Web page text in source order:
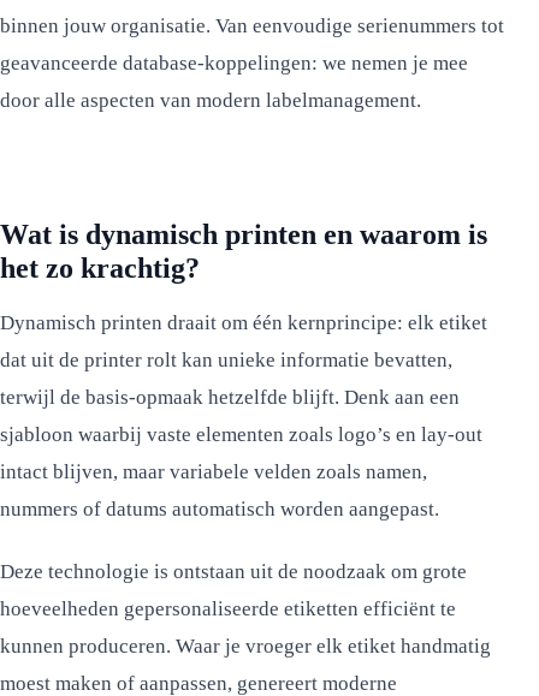
binnen jouw organisatie. Van eenvoudige serienummers tot
geavanceerde database-koppelingen: we nemen je mee
door alle aspecten van modern labelmanagement.
Wat is dynamisch printen en waarom is
het zo krachtig?
Dynamisch printen draait om één kernprincipe: elk etiket
dat uit de printer rolt kan unieke informatie bevatten,
terwijl de basis-opmaak hetzelfde blijft. Denk aan een
sjabloon waarbij vaste elementen zoals logo’s en lay-out
intact blijven, maar variabele velden zoals namen,
nummers of datums automatisch worden aangepast.
Deze technologie is ontstaan uit de noodzaak om grote
hoeveelheden gepersonaliseerde etiketten efficiënt te
kunnen produceren. Waar je vroeger elk etiket handmatig
moest maken of aanpassen, genereert moderne